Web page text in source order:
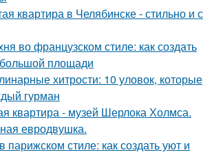
квартира в Челябинске - стильно и с
во французском стиле: как создать
площади
хитрости: 10 уловок, которые
гурман
квартира - музей Шерлока Холмса.
евродвушка.
парижском стиле: как создать уют и